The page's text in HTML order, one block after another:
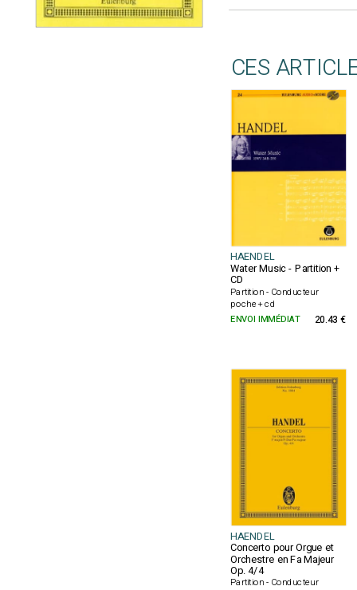
CES
HAENDEL
Water Music - Partition +
CD
Partition - Conducteur
poche + cd
ENVOI IMMÉDIAT
20.43 €
HAENDEL
Concerto pour Orgue et
Orchestre en Fa Majeur
Op. 4/4
Partition - Conducteur